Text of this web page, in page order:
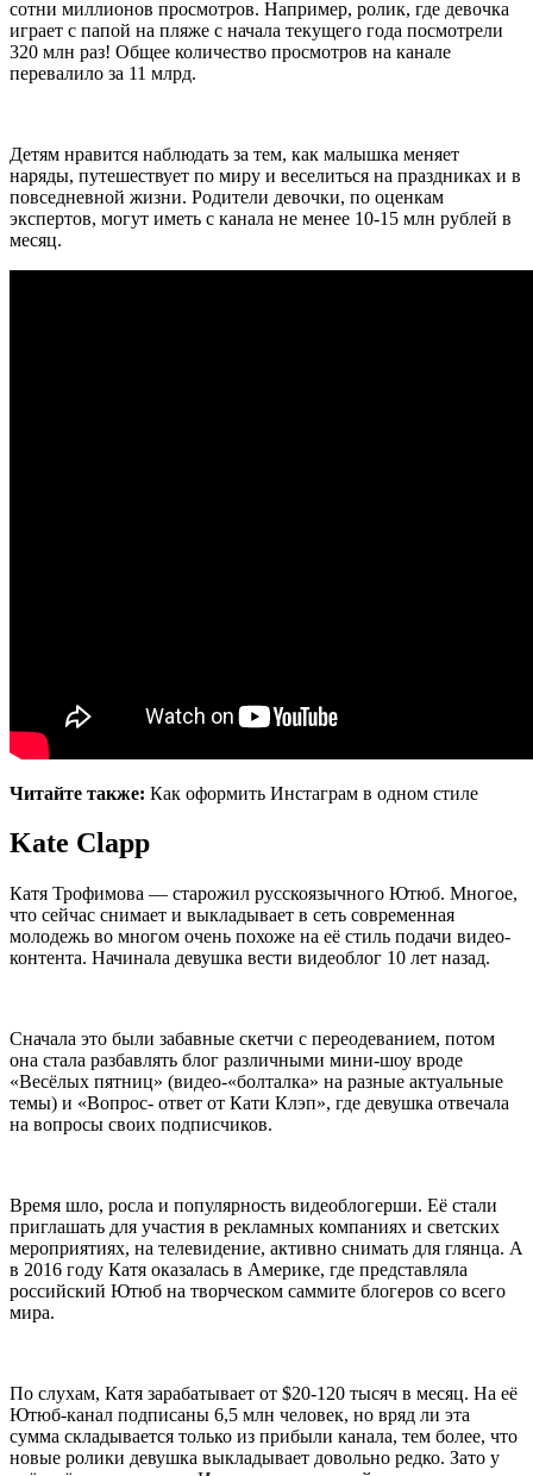
сотни миллионов просмотров. Например, ролик, где девочка
играет с папой на пляже с начала текущего года посмотрели
320 млн раз! Общее количество просмотров на канале
перевалило за 11 млрд.
Детям нравится наблюдать за тем, как малышка меняет
наряды, путешествует по миру и веселиться на праздниках и в
повседневной жизни. Родители девочки, по оценкам
экспертов, могут иметь с канала не менее 10-15 млн рублей в
месяц.
Читайте также: Как оформить Инстаграм в одном стиле
Kate Clapp
Катя Трофимова — старожил русскоязычного Ютюб. Многое,
что сейчас снимает и выкладывает в сеть современная
молодежь во многом очень похоже на её стиль подачи видео-
контента. Начинала девушка вести видеоблог 10 лет назад.
Сначала это были забавные скетчи с переодеванием, потом
она стала разбавлять блог различными мини-шоу вроде
«Весёлых пятниц» (видео-«болталка» на разные актуальные
темы) и «Вопрос- ответ от Кати Клэп», где девушка отвечала
на вопросы своих подписчиков.
Время шло, росла и популярность видеоблогерши. Её стали
приглашать для участия в рекламных компаниях и светских
мероприятиях, на телевидение, активно снимать для глянца. А
в 2016 году Катя оказалась в Америке, где представляла
российский Ютюб на творческом саммите блогеров со всего
мира.
По слухам, Катя зарабатывает от $20-120 тысяч в месяц. На её
Ютюб-канал подписаны 6,5 млн человек, но вряд ли эта
сумма складывается только из прибыли канала, тем более, что
новые ролики девушка выкладывает довольно редко. Зато у